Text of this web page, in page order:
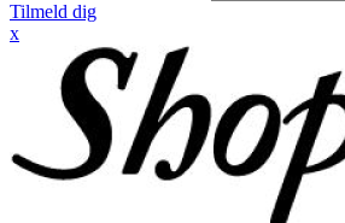
Tilmeld dig
x